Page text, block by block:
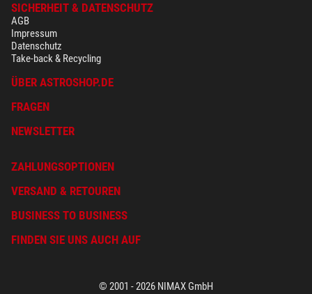
SICHERHEIT & DATENSCHUTZ
AGB
Impressum
Datenschutz
Take-back & Recycling
ÜBER ASTROSHOP.DE
FRAGEN
NEWSLETTER
ZAHLUNGSOPTIONEN
VERSAND & RETOUREN
BUSINESS TO BUSINESS
FINDEN SIE UNS AUCH AUF
© 2001 - 2026 NIMAX GmbH